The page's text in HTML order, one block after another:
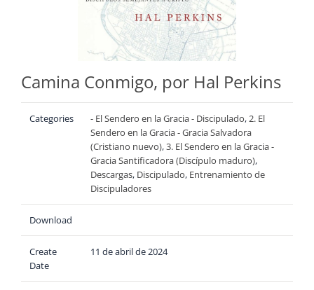
Camina Conmigo, por Hal Perkins
Categories - El Sendero en la Gracia - Discipulado,2. El
Sendero en la Gracia - Gracia Salvadora
(Cristiano nuevo),3. El Sendero en la Gracia -
Gracia Santificadora (Discípulo maduro),
Descargas, Discipulado, Entrenamiento de
Discipuladores
Download
Create
Date
11 de abril de 2024